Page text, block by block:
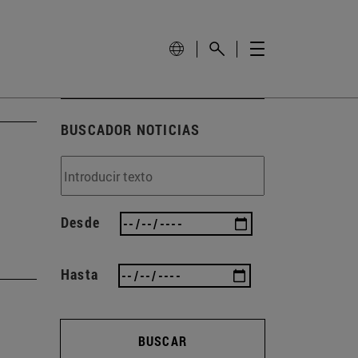
BUSCADOR NOTICIAS
Desde
Hasta
BUSCAR